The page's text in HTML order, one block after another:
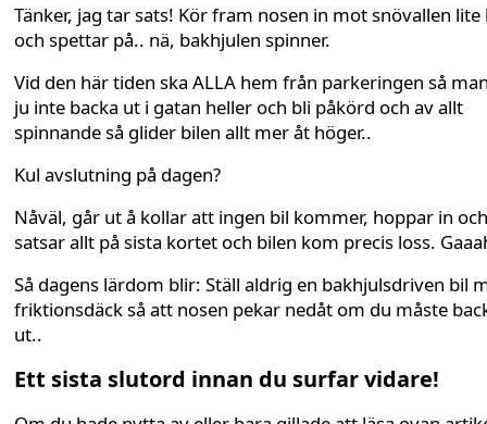
Tänker, jag tar sats! Kör fram nosen in mot snövallen lite
och spettar på.. nä, bakhjulen spinner.
Vid den här tiden ska ALLA hem från parkeringen så
ju inte backa ut i gatan heller och bli påkörd och av allt
spinnande så glider bilen allt mer åt höger..
Kul avslutning på dagen?
Nåväl, går ut å kollar att ingen bil kommer, hoppar in och
satsar allt på sista kortet och bilen kom precis loss.
Så dagens lärdom blir: Ställ aldrig en bakhjulsdriven bil
friktionsdäck så att nosen pekar nedåt om du måste
ut..
Ett sista slutord innan du surfar vidare!